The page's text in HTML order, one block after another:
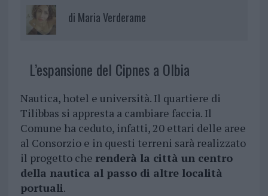
di Maria Verderame
L’espansione del Cipnes a Olbia
Nautica, hotel e università. Il quartiere di
Tilibbas si appresta a cambiare faccia. Il
Comune ha ceduto, infatti, 20 ettari delle aree
al Consorzio e in questi terreni sarà realizzato
il progetto che renderà la città un centro
della nautica al passo di altre località
portuali.